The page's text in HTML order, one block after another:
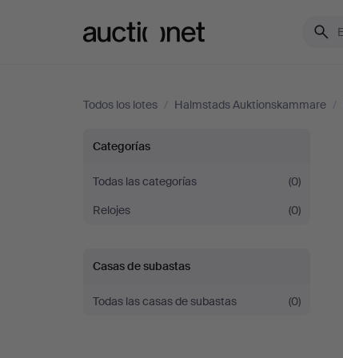
Todos los lotes / Halmstads Auktionskammare /
Relojes
de
bolsillo
y
cronómetros
Categorías
Todas las categorías
(0)
Relojes
(0)
Casas de subastas
Todas las casas de subastas (0)